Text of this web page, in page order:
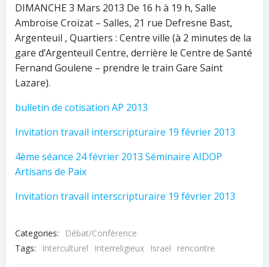
DIMANCHE 3 Mars 2013 De 16 h à 19 h, Salle
Ambroise Croizat – Salles, 21 rue Defresne Bast,
Argenteuil , Quartiers : Centre ville (à 2 minutes de la
gare d’Argenteuil Centre, derrière le Centre de Santé
Fernand Goulene – prendre le train Gare Saint
Lazare).
bulletin de cotisation AP 2013
Invitation travail interscripturaire 19 février 2013
4ème séance 24 février 2013 Séminaire AIDOP
Artisans de Paix
Invitation travail interscripturaire 19 février 2013
Categories:
Débat/Conférence
Tags:
Interculturel Interreligieux Israel rencontre